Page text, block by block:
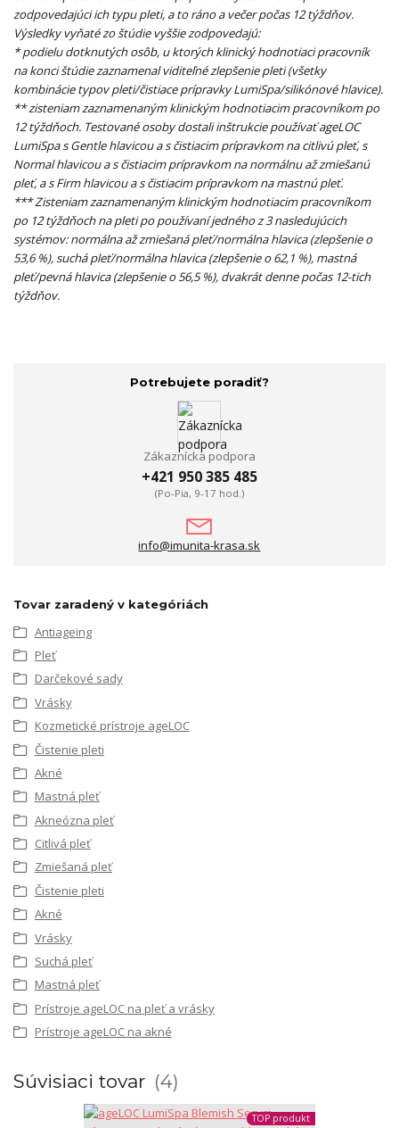
zodpovedajúci ich typu pleti, a to ráno a večer počas 12 týždňov.
Výsledky vyňaté zo štúdie vyššie zodpovedajú:
* podielu dotknutých osôb, u ktorých klinický hodnotiaci pracovník
na konci štúdie zaznamenal viditeľné zlepšenie pleti (všetky
kombinácie typov pleti/čistiace prípravky LumiSpa/silikónové hlavice).
** zisteniam zaznamenaným klinickým hodnotiacim pracovníkom po
12 týždňoch. Testované osoby dostali inštrukcie používať ageLOC
LumiSpa s Gentle hlavicou a s čistiacim prípravkom na citlivú pleť, s
Normal hlavicou a s čistiacim prípravkom na normálnu až zmiešanú
pleť, a s Firm hlavicou a s čistiacim prípravkom na mastnú pleť.
*** Zisteniam zaznamenaným klinickým hodnotiacim pracovníkom
po 12 týždňoch na pleti po používaní jedného z 3 nasledujúcich
systémov: normálna až zmiešaná pleť/normálna hlavica (zlepšenie o
53,6 %), suchá pleť/normálna hlavica (zlepšenie o 62,1 %), mastná
pleť/pevná hlavica (zlepšenie o 56,5 %), dvakrát denne počas 12-tich
týždňov.
Potrebujete poradiť?
Zákaznícka podpora
+421 950 385 485
(Po-Pia, 9-17 hod.)
info@imunita-krasa.sk
Tovar zaradený v kategóriách
Antiageing
Pleť
Darčekové sady
Vrásky
Kozmetické prístroje ageLOC
Čistenie pleti
Akné
Mastná pleť
Akneózna pleť
Citlivá pleť
Zmiešaná pleť
Čistenie pleti
Akné
Vrásky
Suchá pleť
Mastná pleť
Prístroje ageLOC na pleť a vrásky
Prístroje ageLOC na akné
Súvisiaci tovar 4
TOP produkt